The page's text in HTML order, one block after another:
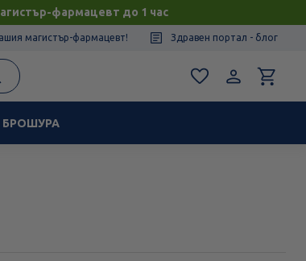
фармацевт до 1 час
магистър-фармацевт! Здравен портал - блог
БРОШУРА